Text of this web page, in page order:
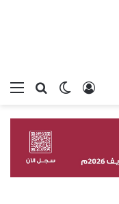
بحثالوضع
تسجيل الدخول